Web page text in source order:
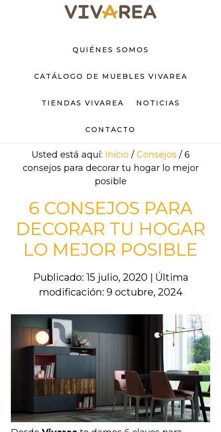
QUIÉNES SOMOS
CATÁLOGO DE MUEBLES VIVAREA
TIENDAS VIVAREA NOTICIAS
CONTACTO
Usted está aquí: Inicio / Consejos /6
consejos para decorar tu hogar lo mejor
posible
6 CONSEJOS PARA
DECORAR TU HOGAR
LO MEJOR POSIBLE
Publicado: 15 julio, 2020| Última
modificación: 9 octubre, 2024